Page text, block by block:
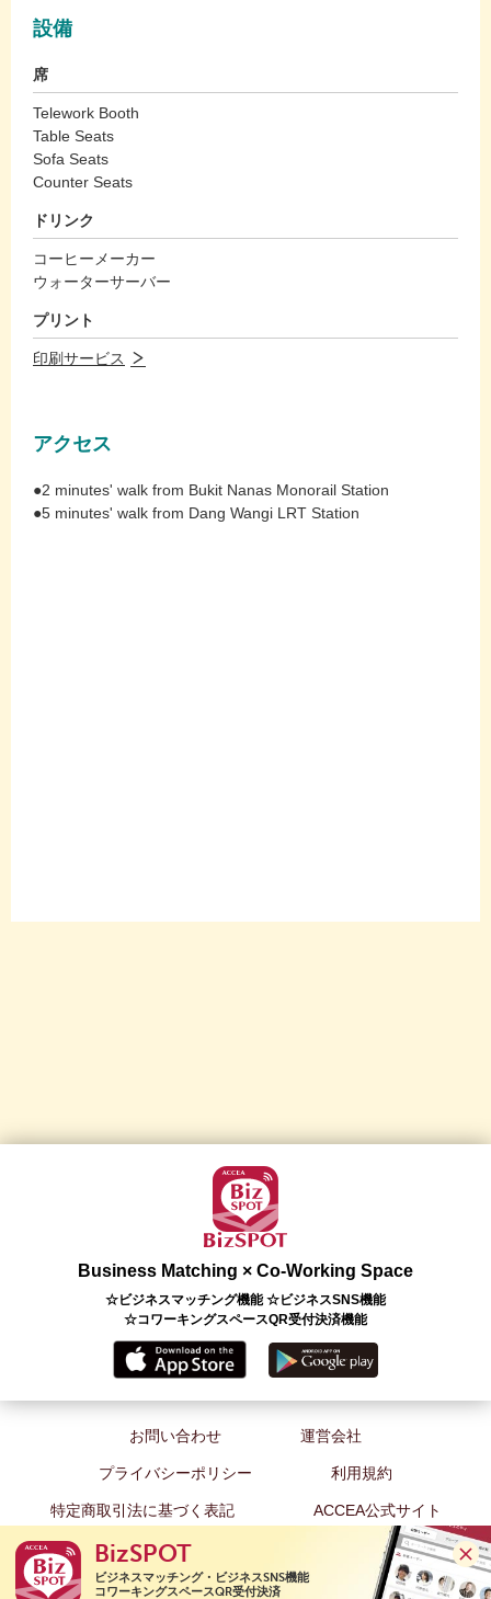
設備
席
Telework Booth
Table Seats
Sofa Seats
Counter Seats
ドリンク
コーヒーメーカー
ウォーターサーバー
プリント
印刷サービス
アクセス
●2 minutes' walk from Bukit Nanas Monorail Station
●5 minutes' walk from Dang Wangi LRT Station
Business Matching × Co-Working Space
☆ビジネスマッチング機能 ☆ビジネスSNS機能
☆コワーキングスペースQR受付決済機能
お問い合わせ 運営会社
プライバシーポリシー 利用規約
特定商取引法に基づく表記 ACCEA公式サイト
BizSPOT
ビジネスマッチング・ビジネスSNS機能
コワーキングスペースQR受付決済